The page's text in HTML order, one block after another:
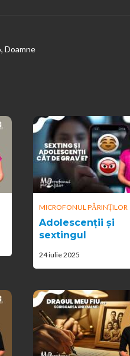
Doamne
MICROFONUL PĂRINȚILOR
Adolescenții și
sextingul
24 iulie 2025